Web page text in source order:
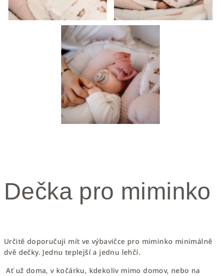
Dečka pro miminko
Určitě doporučuji mít ve výbavičce pro miminko minimálně
dvě dečky. Jednu teplejší a jednu lehčí.
Ať už doma, v kočárku, kdekoliv mimo domov, nebo na